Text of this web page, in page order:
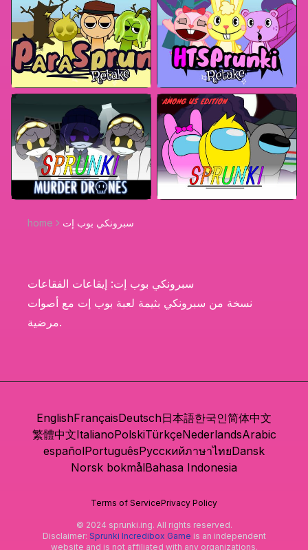
home سبرونكي بوب إت
سبرونكي بوب إت: إيقاعات الفقاعات
نسخة من سبرونكي بثيمة لعبة بوب إت مع أصوات
مرضية.
EnglishFrançaisDeutsch日本語한국인简体中文
繁體中文ItalianoPolskiTürkçeNederlandsArabic
españolPortuguêsРусскийภาษาไทยDansk
Norsk bokmålBahasa Indonesia
Terms of ServicePrivacy Policy
© 2024 sprunki.ing. All rights reserved.
Disclaimer: Sprunki Incredibox Game is an independent
website and is not affiliated with any organizations.